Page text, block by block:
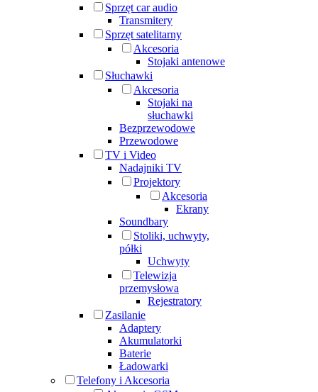
Sprzęt car audio
Transmitery
Sprzęt satelitarny
Akcesoria
Stojaki antenowe
Słuchawki
Akcesoria
Stojaki na
słuchawki
Bezprzewodowe
Przewodowe
TV i Video
Nadajniki TV
Projektory
Akcesoria
Ekrany
Soundbary
Stoliki, uchwyty,
półki
Uchwyty
Telewizja
przemysłowa
Rejestratory
Zasilanie
Adaptery
Akumulatorki
Baterie
Ładowarki
Telefony i Akcesoria